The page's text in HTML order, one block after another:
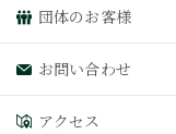
団体のお客様
お問い合わせ
アクセス